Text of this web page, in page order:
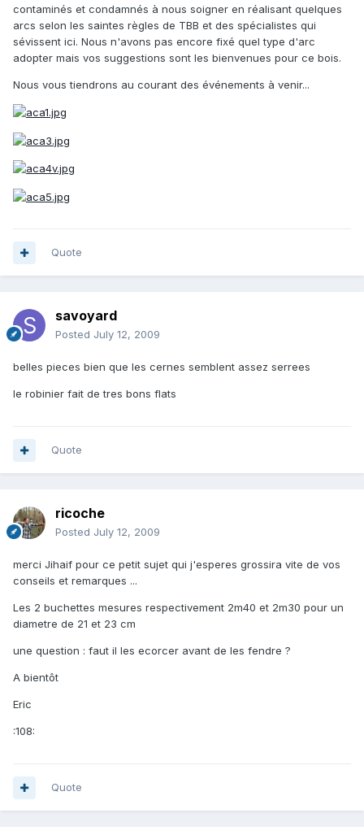
contaminés et condamnés à nous soigner en réalisant quelques
arcs selon les saintes règles de TBB et des spécialistes qui
sévissent ici. Nous n'avons pas encore fixé quel type d'arc
adopter mais vos suggestions sont les bienvenues pour ce bois.
Nous vous tiendrons au courant des événements à venir...
Quote
savoyard
Posted July 12, 2009
belles pieces bien que les cernes semblent assez serrees
le robinier fait de tres bons flats
Quote
ricoche
Posted July 12, 2009
merci Jihaif pour ce petit sujet qui j'esperes grossira vite de vos
conseils et remarques ...
Les 2 buchettes mesures respectivement 2m40 et 2m30 pour un
diametre de 21 et 23 cm
une question : faut il les ecorcer avant de les fendre ?
A bientôt
Eric
:108:
Quote